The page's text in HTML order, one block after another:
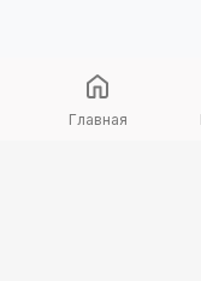
Главная